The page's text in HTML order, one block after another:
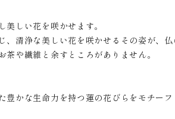
しい花を咲かせます。
、清浄な美しい花を咲かせるその姿が、
茶や繊維と余すところがありません。
豊かな生命力を持つ蓮の花びらをモチーフ